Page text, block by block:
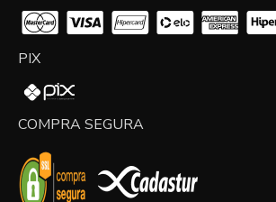
PIX
COMPRA SEGURA